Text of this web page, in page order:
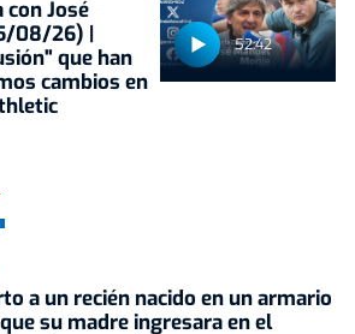
52:42
José
08/26) |
que han
cambios en
a un recién nacido en un armario
su madre ingresara en el